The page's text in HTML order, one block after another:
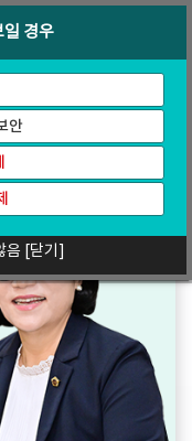
일 경우
안
음 [닫기]